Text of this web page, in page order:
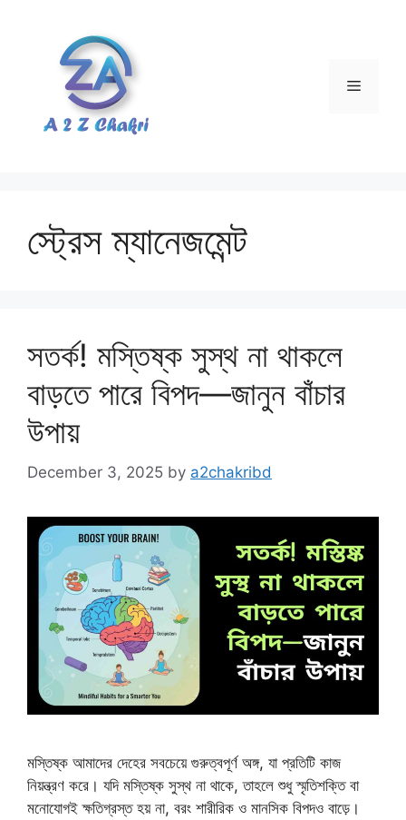
Menu
স্ট্রেস ম্যানেজমেন্ট
সতর্ক! মস্তিষ্ক সুস্থ না থাকলে
বাড়তে পারে বিপদ—জানুন বাঁচার
উপায়
December 3, 2025 by a2chakribd
মস্তিষ্ক আমাদের দেহের সবচেয়ে গুরুত্বপূর্ণ অঙ্গ, যা প্রতিটি কাজ
নিয়ন্ত্রণ করে। যদি মস্তিষ্ক সুস্থ না থাকে, তাহলে শুধু স্মৃতিশক্তি বা
মনোযোগই ক্ষতিগ্রস্ত হয় না, বরং শারীরিক ও মানসিক বিপদও বাড়ে।